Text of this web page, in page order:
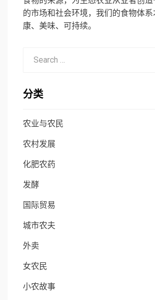
的市场和社会环境，我们的食物体
康、美味、可持续。
分类
农业与农民
农村发展
化肥农药
发酵
国际贸易
城市农夫
外卖
女农民
小农故事